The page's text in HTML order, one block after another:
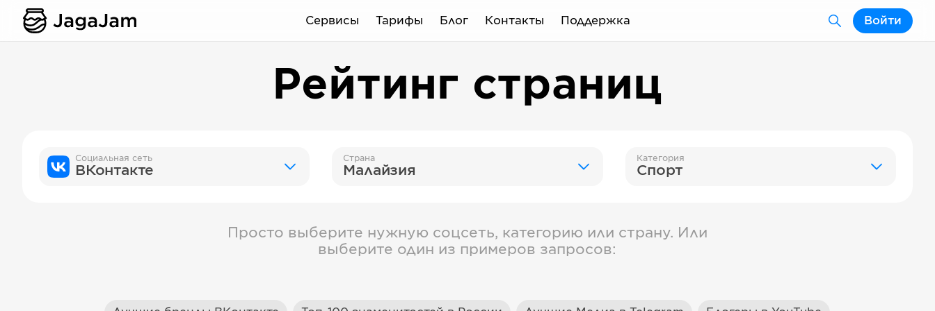
Сервисы Тарифы Блог Контакты Поддержка Войти
Рейтинг страниц
Социальная сеть
ВКонтакте
Страна
Малайзия
Категория
Спорт
Просто выберите нужную соцсеть, категорию или страну. Или
выберите один из примеров запросов: